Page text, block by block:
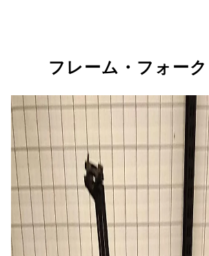
フレーム・フォー